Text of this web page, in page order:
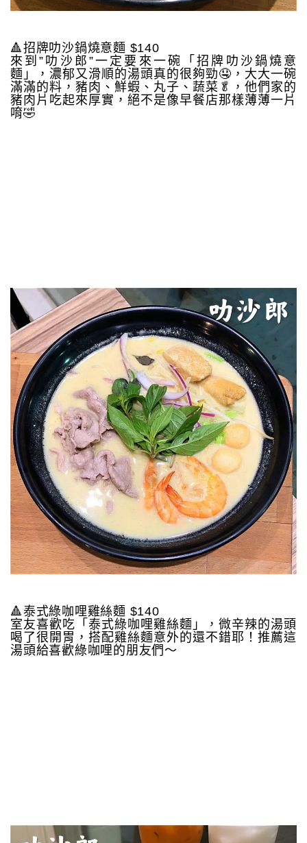
🔺招牌叻沙鍋燒意麵 $140
來到”叻沙郎”一定要來一碗「招牌叻沙鍋燒意
麵」，濃郁又滑順的湯頭真的很夠勁🤤，大大一碗
滿滿的料，豬肉、鮮蝦、丸子、蔬菜🥬，他們家的
豬肉片吃起來厚實，絕不是像早餐店那樣薄薄一片
唷🤣
🔺泰式綠咖哩雞絲麵 $140
室友喜歡吃「泰式綠咖哩雞絲麵」，微辛辣的湯頭
喝了很開胃，搭配雞絲麵意外的還不錯耶！推薦這
湯頭給喜歡綠咖哩的朋友們～